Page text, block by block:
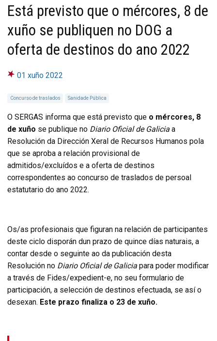
Está previsto que o mércores, 8 de
xuño se publiquen no DOG a
oferta de destinos do ano 2022
01 xuño 2022
Concurso de traslados Sanidade Pública
O SERGAS informa que está previsto que o mércores, 8
de xuño se publique no Diario Oficial de Galicia a
Resolución da Dirección Xeral de Recursos Humanos pola
que se aproba a relación provisional de
admitidos/excluídos e a oferta de destinos
correspondentes ao concurso de traslados de persoal
estatutario do ano 2022.
Os/as profesionais que figuran na relación de participantes
deste ciclo disporán dun prazo de quince días naturais, a
contar desde o seguinte ao da publicación desta
Resolución no Diario Oficial de Galicia para poder modificar
a través de Fides/expedient-e, no seu formulario de
participación, a selección de destinos efectuada, se así o
desexan. Este prazo finaliza o 23 de xuño.